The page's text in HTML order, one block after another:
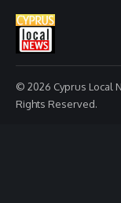
© 2026 Cyprus Local
Rights Reserved.